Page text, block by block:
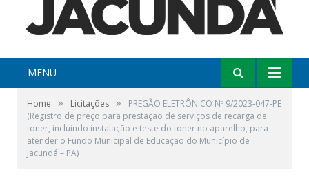
MENU
Home » Licitações »
PREGÃO ELETRÔNICO Nº 9/2023-047-PE
(Registro de preço para prestação de serviços de recarga de
toner, incluindo instalação e teste do toner no aparelho, para
atender o Fundo Municipal de Educação do Município de
Jacundá – PA)